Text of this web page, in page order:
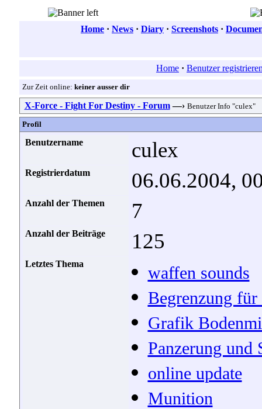
Home · News · Diary · Screenshots ·
Home · Benutzer
Zur Zeit online: keiner ausser dir
X-Force - Fight For Destiny - Forum —› Benutzer Info "culex"
Profil
Benutzername culex
Registrierdatum 06.06.2004,
Anzahl der Themen 7
Anzahl der Beiträge 125
Letztes Thema
waffen sounds
Begrenzung
Grafik
Panzerung und
online update
Munition